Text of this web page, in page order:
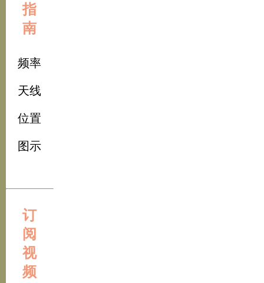
指
南
频率
天线
位置
图示
订
阅
视
频